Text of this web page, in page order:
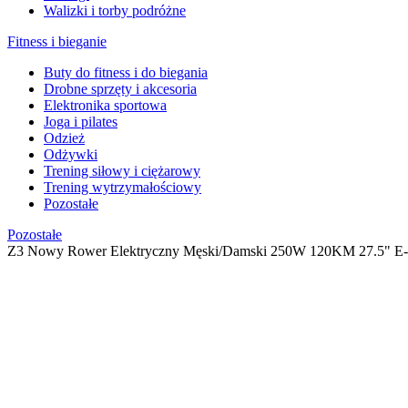
Walizki i torby podróżne
Fitness i bieganie
Buty do fitness i do biegania
Drobne sprzęty i akcesoria
Elektronika sportowa
Joga i pilates
Odzież
Odżywki
Trening siłowy i ciężarowy
Trening wytrzymałościowy
Pozostałe
Pozostałe
Z3 Nowy Rower Elektryczny Męski/Damski 250W 120KM 27.5"